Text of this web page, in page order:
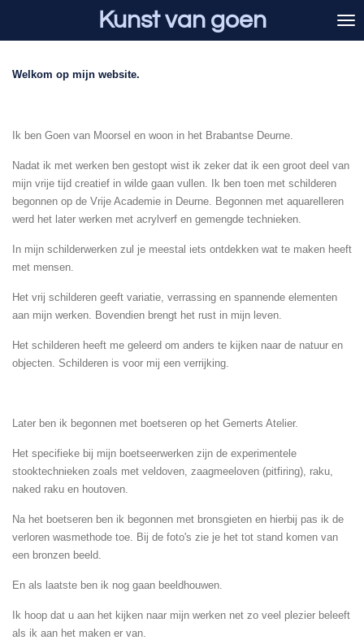
de
Kunst van goen
Welkom op mijn website.
Ik ben Goen van Moorsel en woon in het Brabantse Deurne.
Nadat ik met werken ben gestopt wist ik zeker dat ik een groot deel van
mijn vrije tijd creatief in wilde gaan vullen. Ik ben toen met schilderen
begonnen op de Vrije Academie in Deurne. Begonnen met aquarelleren
werd het later werken met acrylverf en gemengde technieken.
In mijn schilderwerken zul je meestal iets ontdekken wat te maken heeft
met mensen.
Het vrij schilderen geeft variatie, verrassing en spannende elementen
aan mijn werken. Bovendien brengt het rust in mijn leven.
Het schilderen heeft me geleerd om anders te kijken naar de natuur en
objecten. Schilderen is voor mij een verrijking.
Later ben ik begonnen met boetseren op het Gemerts Atelier.
Het specifieke bij mijn boetseerwerken zijn de experimentele
stooktechnieken zoals met veldoven, zaagmeeloven (pitfiring), raku,
naked raku en houtoven.
Na het boetseren ben ik begonnen met bronsgieten en hierbij pas ik de
verloren wasmethode toe. Bij de foto's zie je het tot stand komen van
een bronzen beeld.
En als laatste ben ik nog gaan beeldhouwen.
Ik hoop dat u aan het kijken naar mijn werken net zo veel plezier beleeft
als ik aan het maken er van.